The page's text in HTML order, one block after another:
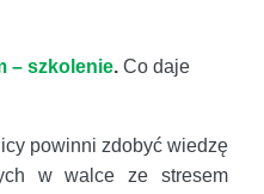
– szkolenie. Co daje
powinni zdobyć wiedzę
w walce ze stresem